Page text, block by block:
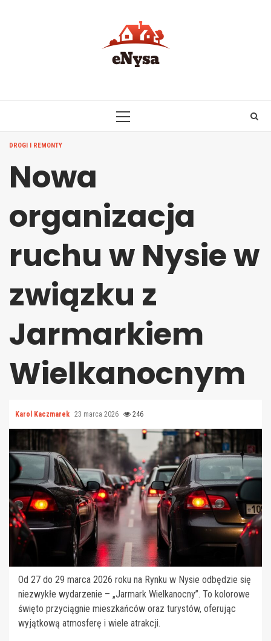
PRIMARY
DROGI I REMONTY
Nowa
organizacja
ruchu w Nysie w
związku z
Jarmarkiem
Wielkanocnym
Karol Kaczmarek 23 marca 2026 246
Od 27 do 29 marca 2026 roku na Rynku w Nysie odbędzie się
niezwykłe wydarzenie – „Jarmark Wielkanocny”. To kolorowe
święto przyciągnie mieszkańców oraz turystów, oferując
wyjątkową atmosferę i wiele atrakcji.